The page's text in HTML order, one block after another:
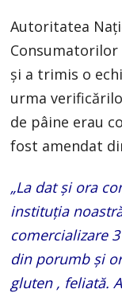
Autoritatea
și a trimis o
urma
de pâine erau
fost amendat
„La dat și ora
instituția
comercializare
din porumb și
gluten , feliată.